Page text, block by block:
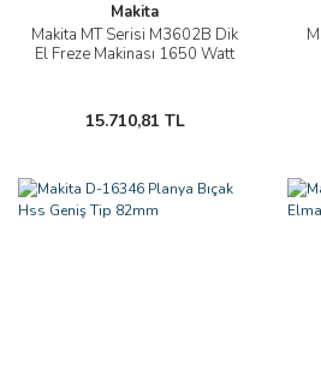
Makita
Makita MT Serisi M3602B Dik
El Freze Makinası 1650 Watt
15.710,81 TL